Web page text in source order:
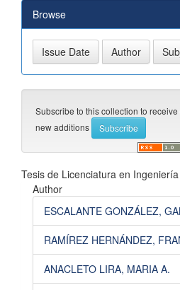
Browse
Subscribe to this collection to
new additions
Tesis de Licenciatura en
Author
ESCALANTE GONZÁLEZ,
RAMÍREZ HERNÁNDEZ,
ANACLETO LIRA, MARIA A.